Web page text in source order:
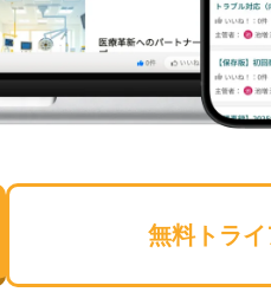
無料トラ